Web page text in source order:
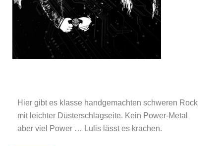
Hier gibt es klasse handgemachten schweren Rock
mit leichter Düsterschlagseite. Kein Power-Metal
aber viel Power … Lulis lässt es krachen.